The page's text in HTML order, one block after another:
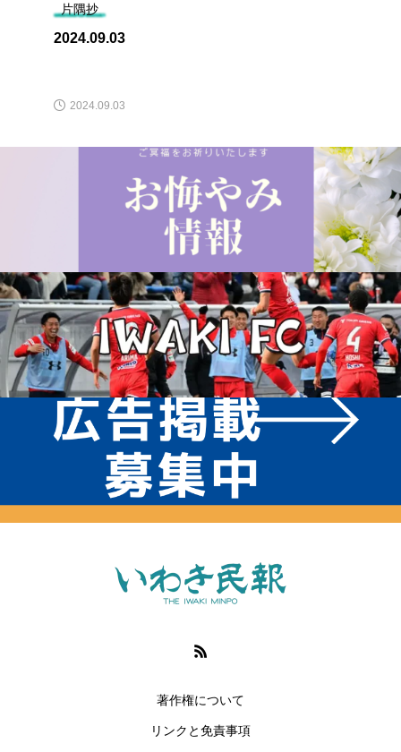
片隅抄
2024.09.03
2024.09.03
著作権について
リンクと免責事項